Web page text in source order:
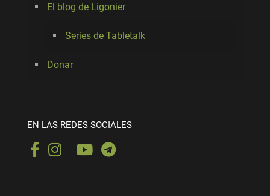
El blog de Ligonier
Series de Tabletalk
Donar
EN LAS REDES SOCIALES